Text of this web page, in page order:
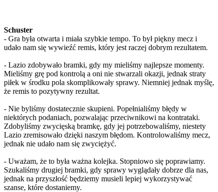
Schuster
- Gra była otwarta i miała szybkie tempo. To był piękny mecz i
udało nam się wywieźć remis, który jest raczej dobrym rezultatem.
- Lazio zdobywało bramki, gdy my mieliśmy najlepsze momenty.
Mieliśmy grę pod kontrolą a oni nie stwarzali okazji, jednak straty
piłek w środku pola skomplikowały sprawy. Niemniej jednak myślę,
że remis to pozytywny rezultat.
- Nie byliśmy dostatecznie skupieni. Popełnialiśmy błędy w
niektórych podaniach, pozwalając przeciwnikowi na kontrataki.
Zdobyliśmy zwycięską bramkę, gdy jej potrzebowaliśmy, niestety
Lazio zremisowało dzięki naszym błędom. Kontrolowaliśmy mecz,
jednak nie udało nam się zwyciężyć.
- Uważam, że to była ważna kolejka. Stopniowo się poprawiamy.
Szukaliśmy drugiej bramki, gdy sprawy wyglądały dobrze dla nas,
jednak na przyszłość będziemy musieli lepiej wykorzystywać
szanse, które dostaniemy.